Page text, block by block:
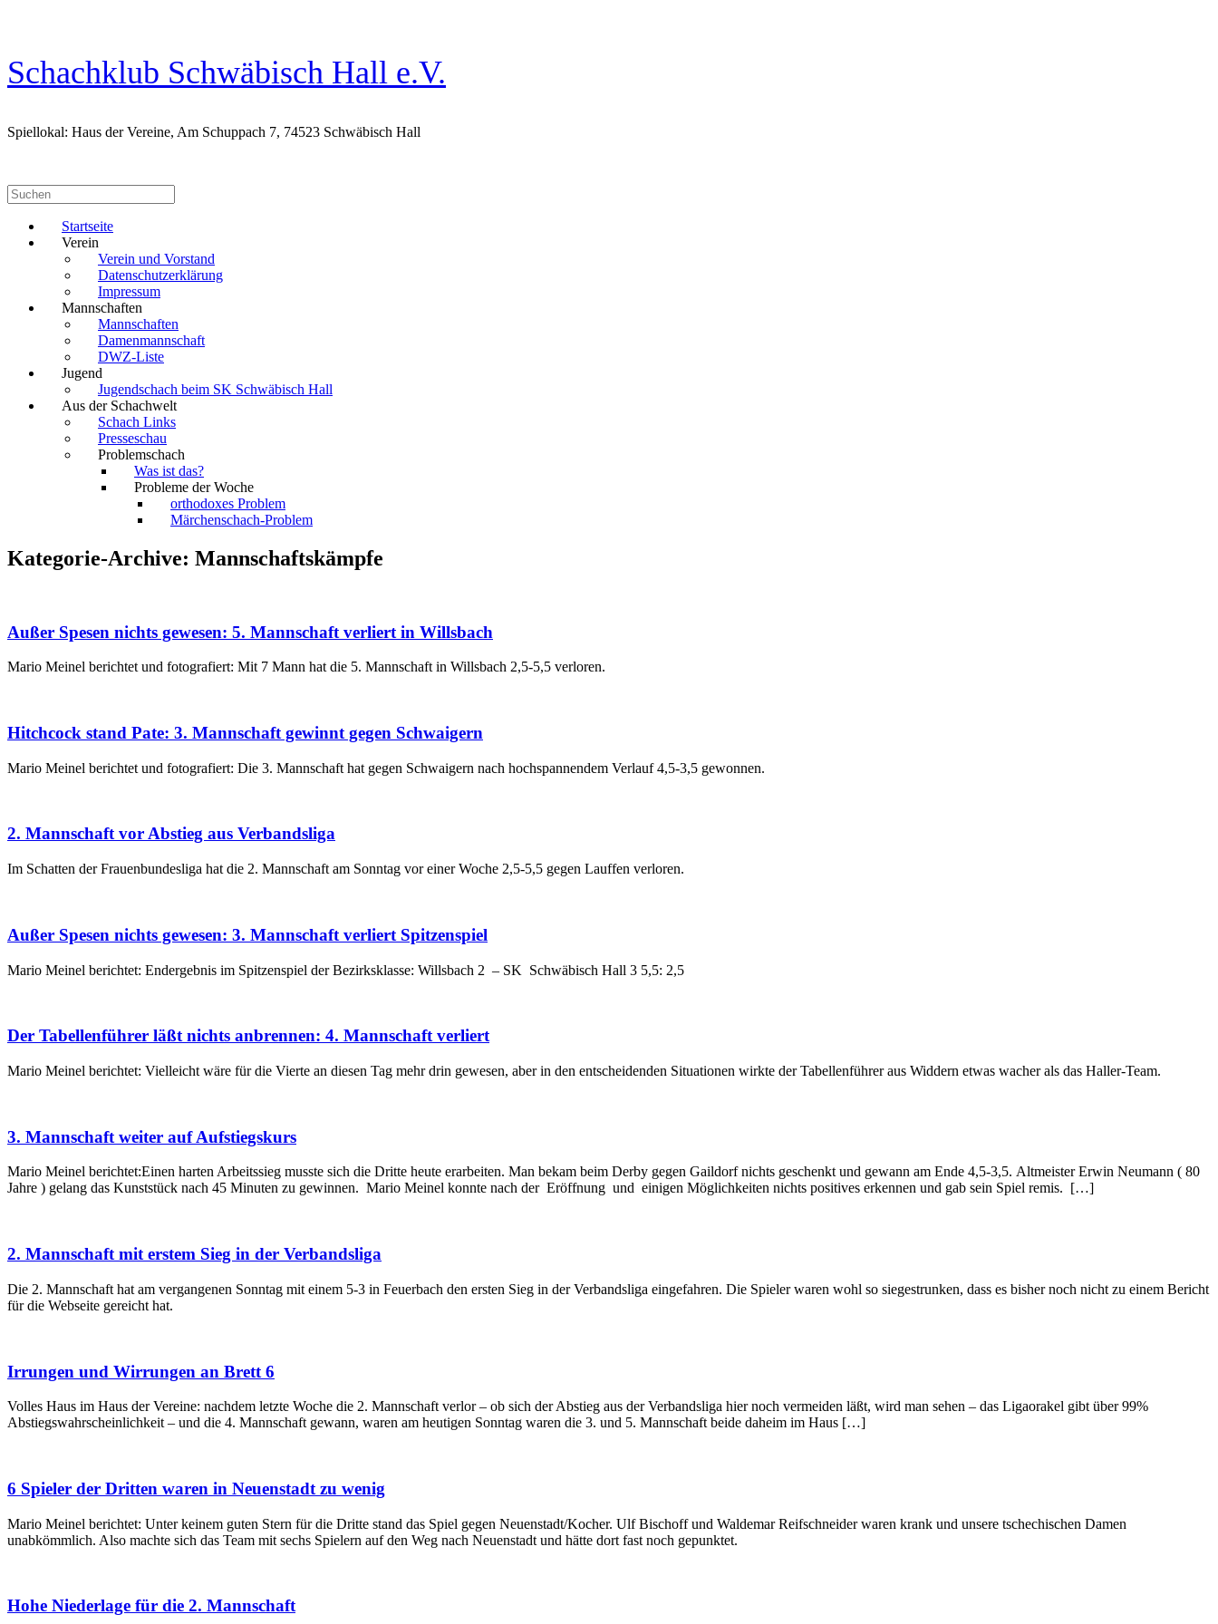
Schachklub Schwäbisch Hall e.V.
Spiellokal: Haus der Vereine, Am Schuppach 7, 74523 Schwäbisch Hall
Suchen
nach:
Startseite
Verein
Verein und Vorstand
Datenschutzerklärung
Impressum
Mannschaften
Mannschaften
Damenmannschaft
DWZ-Liste
Jugend
Jugendschach beim SK Schwäbisch Hall
Aus der Schachwelt
Schach Links
Presseschau
Problemschach
Was ist das?
Probleme der Woche
orthodoxes Problem
Märchenschach-Problem
Kategorie-Archive: Mannschaftskämpfe
Außer Spesen nichts gewesen: 5. Mannschaft verliert in Willsbach
Mario Meinel berichtet und fotografiert: Mit 7 Mann hat die 5. Mannschaft in Willsbach 2,5-5,5 verloren.
Hitchcock stand Pate: 3. Mannschaft gewinnt gegen Schwaigern
Mario Meinel berichtet und fotografiert: Die 3. Mannschaft hat gegen Schwaigern nach hochspannendem Verlauf 4,5-3,5 gewonnen.
2. Mannschaft vor Abstieg aus Verbandsliga
Im Schatten der Frauenbundesliga hat die 2. Mannschaft am Sonntag vor einer Woche 2,5-5,5 gegen Lauffen verloren.
Außer Spesen nichts gewesen: 3. Mannschaft verliert Spitzenspiel
Mario Meinel berichtet: Endergebnis im Spitzenspiel der Bezirksklasse: Willsbach 2 – SK Schwäbisch Hall 3 5,5: 2,5
Der Tabellenführer läßt nichts anbrennen: 4. Mannschaft verliert
Mario Meinel berichtet: Vielleicht wäre für die Vierte an diesen Tag mehr drin gewesen, aber in den entscheidenden Situationen wirkte der Tabellenführer aus Widdern etwas wacher als das Haller-Team.
3. Mannschaft weiter auf Aufstiegskurs
Mario Meinel berichtet:Einen harten Arbeitssieg musste sich die Dritte heute erarbeiten. Man bekam beim Derby gegen Gaildorf nichts geschenkt und gewann am Ende 4,5-3,5. Altmeister Erwin Neumann ( 80
Jahre ) gelang das Kunststück nach 45 Minuten zu gewinnen. Mario Meinel konnte nach der Eröffnung und einigen Möglichkeiten nichts positives erkennen und gab sein Spiel remis. […]
2. Mannschaft mit erstem Sieg in der Verbandsliga
Die 2. Mannschaft hat am vergangenen Sonntag mit einem 5-3 in Feuerbach den ersten Sieg in der Verbandsliga eingefahren. Die Spieler waren wohl so siegestrunken, dass es bisher noch nicht zu einem Bericht
für die Webseite gereicht hat.
Irrungen und Wirrungen an Brett 6
Volles Haus im Haus der Vereine: nachdem letzte Woche die 2. Mannschaft verlor – ob sich der Abstieg aus der Verbandsliga hier noch vermeiden läßt, wird man sehen – das Ligaorakel gibt über 99%
Abstiegswahrscheinlichkeit – und die 4. Mannschaft gewann, waren am heutigen Sonntag waren die 3. und 5. Mannschaft beide daheim im Haus […]
6 Spieler der Dritten waren in Neuenstadt zu wenig
Mario Meinel berichtet: Unter keinem guten Stern für die Dritte stand das Spiel gegen Neuenstadt/Kocher. Ulf Bischoff und Waldemar Reifschneider waren krank und unsere tschechischen Damen
unabkömmlich. Also machte sich das Team mit sechs Spielern auf den Weg nach Neuenstadt und hätte dort fast noch gepunktet.
Hohe Niederlage für die 2. Mannschaft